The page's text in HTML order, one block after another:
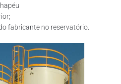
fabricante no reservatório.